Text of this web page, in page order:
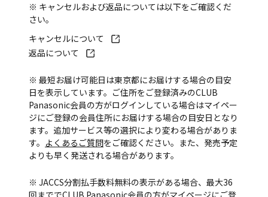
※ キャンセルおよび返品については以下をご確認くだ
さい。
キャンセルについて
返品について
※ 最短お届け可能日は東京都にお届けする場合の目安
日を表示しています。ご住所をご登録済みのCLUB
Panasonic会員の方がログインしている場合はマイペー
ジにご登録の会員住所にお届けする場合の目安日となり
ます。追加サービス等の選択により変わる場合がありま
す。 よくあるご質問をご確認ください。また、発売予定
よりも早く発送される場合があります。
※ JACCS分割払手数料無料の表示がある場合、最大36
回まででCLUB Panasonic会員の方がマイページにご登